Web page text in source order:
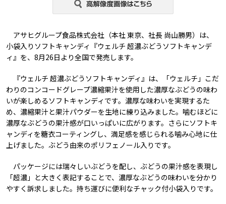
アサヒグループ食品株式会社（本社 東京、社長 尚山勝男）は、
小袋入りソフトキャンディ『ウェルチ 超濃ぶどうソフトキャンデ
ィ』を、8月26日より全国で発売します。
『ウェルチ 超濃ぶどうソフトキャンディ』は、「ウェルチ」こだ
わりのコンコードグレープ濃縮果汁を使用した濃厚なぶどうの味わ
いが楽しめるソフトキャンディです。濃厚な味わいを実現するた
め、濃縮果汁と果汁パウダーを生地に練り込みました。噛むほどに
濃厚なぶどうの果汁感が口いっぱいに広がります。さらにソフトキ
ャンディを糖衣コーティングし、満足感を感じられる噛み心地に仕
上げました。ぶどう由来のポリフェノール入りです。
パッケージには瑞々しいぶどうを配し、ぶどうの果汁感を表現し
「超濃」と大きく表記することで、濃厚なぶどうの味わいを分かり
やすく訴求しました。持ち運びに便利なチャック付小袋入りです。